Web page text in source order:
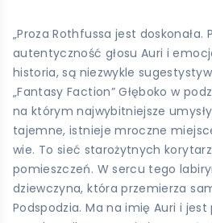
„Proza Rothfussa jest
autentyczność głosu Auri i
historia, są niezwykle
„Fantasy Faction” Głęboko w
na którym najwybitniejsze
tajemne, istnieje mroczne
wie. To sieć starożytnych
pomieszczeń. W sercu tego
dziewczyna, która przemierza
Podspodzia. Ma na imię Auri i